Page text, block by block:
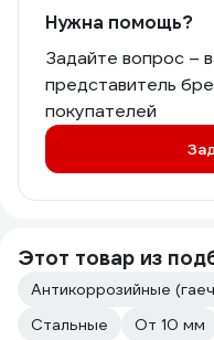
Нужна помощь?
Задайте вопрос –
представитель
покупателей
Этот товар из
Антикоррозийные
Стальные
От 10 мм